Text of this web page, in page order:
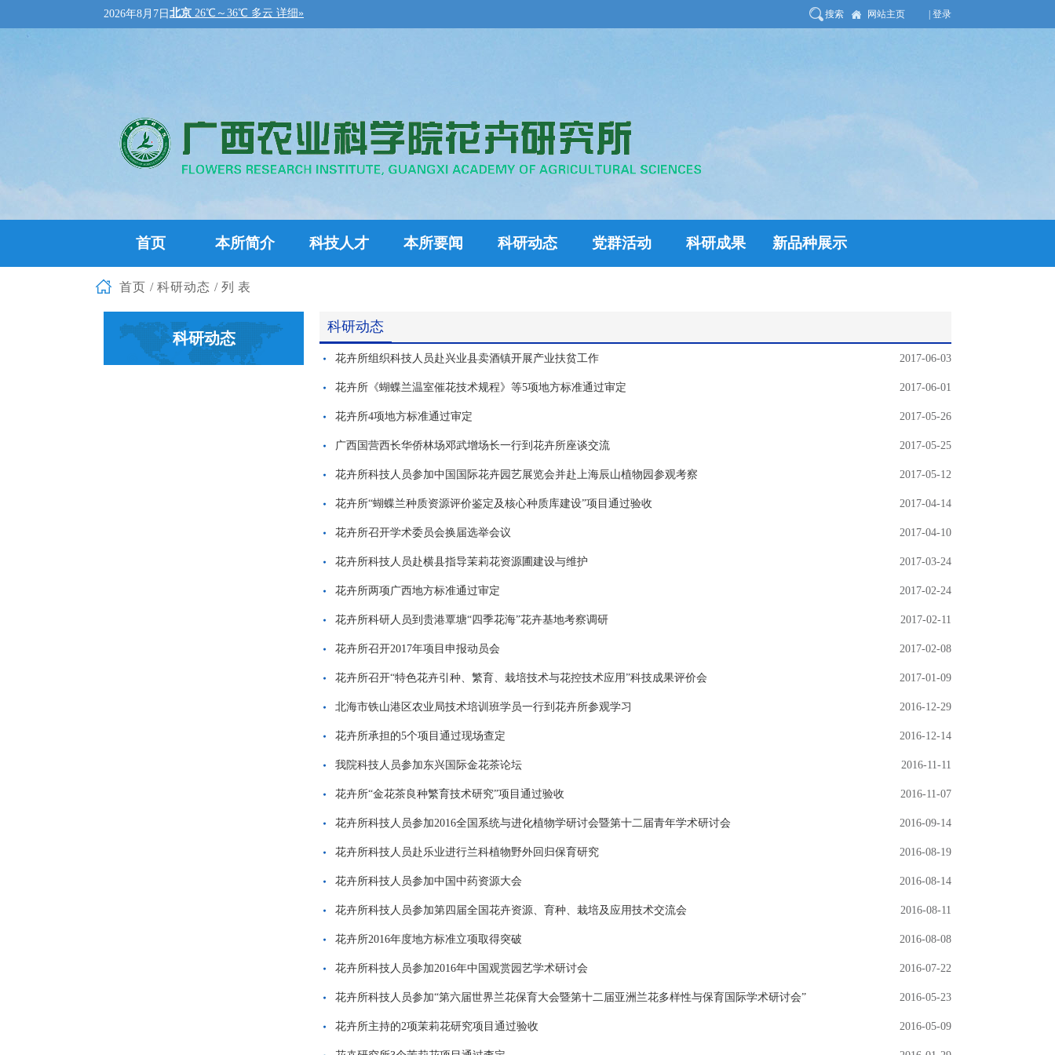
2026年8月7日 搜索 网站主页 | 登录
首页 本所简介 科技人才 本所要闻 科研动态 党群活动 科研成果 新品种展示
首页 / 科研动态 /列表
科研动态
科研动态
2017-06-03
花卉所组织科技人员赴兴业县卖酒镇开展产业扶贫工作
2017-06-01
花卉所《蝴蝶兰温室催花技术规程》等5项地方标准通过审定
2017-05-26
花卉所4项地方标准通过审定
2017-05-25
广西国营西长华侨林场邓武增场长一行到花卉所座谈交流
2017-05-12
花卉所科技人员参加中国国际花卉园艺展览会并赴上海辰山植物园参观考察
2017-04-14
花卉所“蝴蝶兰种质资源评价鉴定及核心种质库建设”项目通过验收
2017-04-10
花卉所召开学术委员会换届选举会议
2017-03-24
花卉所科技人员赴横县指导茉莉花资源圃建设与维护
2017-02-24
花卉所两项广西地方标准通过审定
2017-02-11
花卉所科研人员到贵港覃塘“四季花海”花卉基地考察调研
2017-02-08
花卉所召开2017年项目申报动员会
2017-01-09
花卉所召开“特色花卉引种、繁育、栽培技术与花控技术应用”科技成果评价会
2016-12-29
北海市铁山港区农业局技术培训班学员一行到花卉所参观学习
2016-12-14
花卉所承担的5个项目通过现场查定
2016-11-11
我院科技人员参加东兴国际金花茶论坛
2016-11-07
花卉所“金花茶良种繁育技术研究”项目通过验收
2016-09-14
花卉所科技人员参加2016全国系统与进化植物学研讨会暨第十二届青年学术研讨会
2016-08-19
花卉所科技人员赴乐业进行兰科植物野外回归保育研究
2016-08-14
花卉所科技人员参加中国中药资源大会
2016-08-11
花卉所科技人员参加第四届全国花卉资源、育种、栽培及应用技术交流会
2016-08-08
花卉所2016年度地方标准立项取得突破
2016-07-22
花卉所科技人员参加2016年中国观赏园艺学术研讨会
2016-05-23
花卉所科技人员参加“第六届世界兰花保育大会暨第十二届亚洲兰花多样性与保育国际学术研讨会”
2016-05-09
花卉所主持的2项茉莉花研究项目通过验收